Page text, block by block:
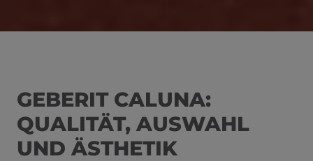
GEBERIT CALUNA:
QUALITÄT, AUSWAHL
UND ÄSTHETIK